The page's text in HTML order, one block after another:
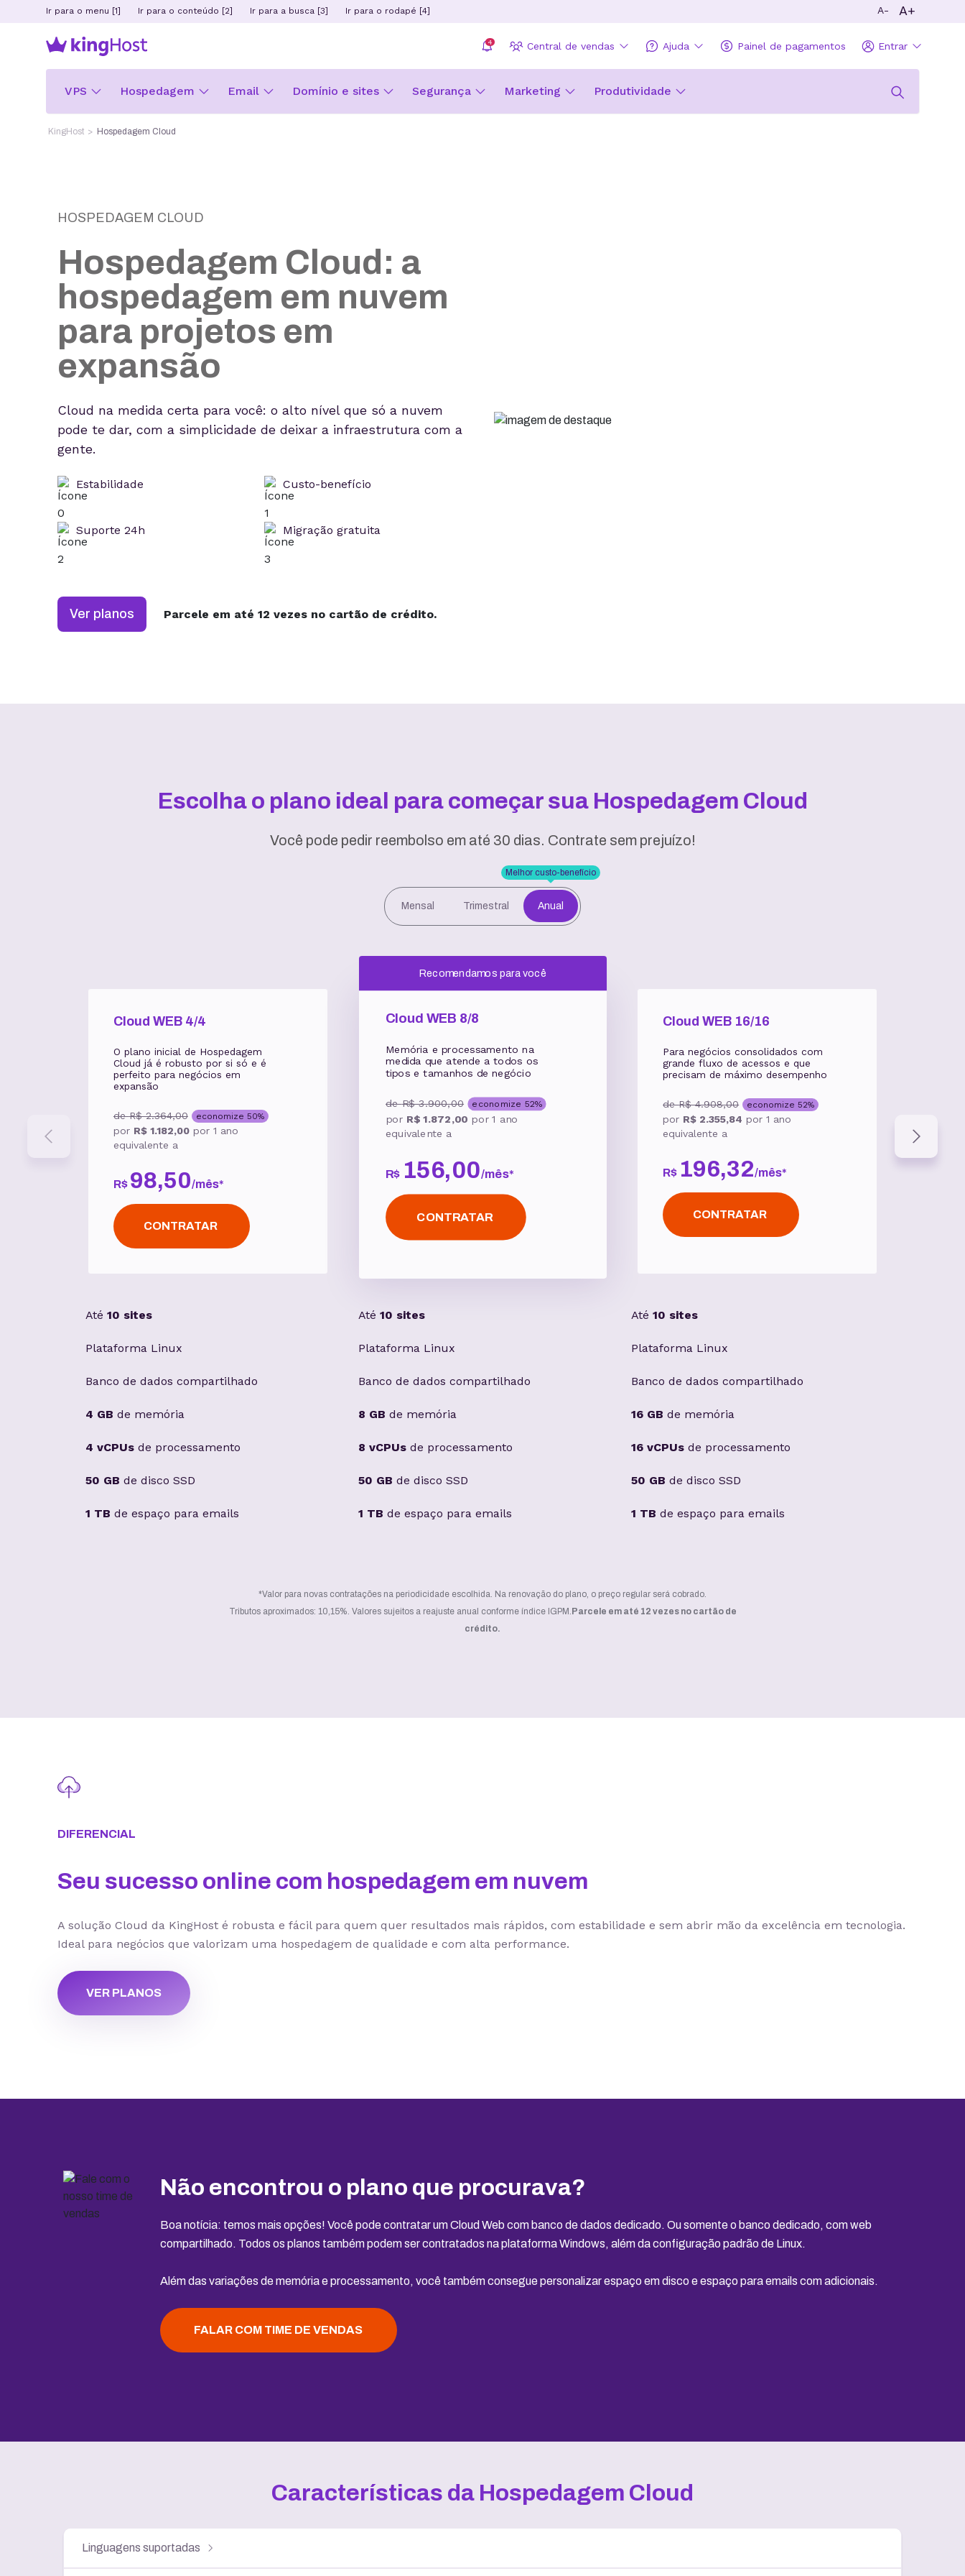
Ir para o menu [1] Ir para o conteúdo [2] Ir para a busca [3] Ir para o rodapé [4] A- A+
4 Central de vendas Ajuda Painel de pagamentos Entrar
VPS Hospedagem Email Domínio e sites Segurança Marketing Produtividade
KingHost Hospedagem Cloud
HOSPEDAGEM CLOUD
Hospedagem Cloud: a
hospedagem em nuvem
para projetos em
expansão
Cloud na medida certa para você: o alto nível que só a nuvem
pode te dar, com a simplicidade de deixar a infraestrutura com a
gente.
Estabilidade Custo-benefício
Suporte 24h Migração gratuita
Ver planos Parcele em até 12 vezes no cartão de crédito.
Escolha o plano ideal para começar sua Hospedagem Cloud
Você pode pedir reembolso em até 30 dias. Contrate sem prejuízo!
Mensal Trimestral Anual
Melhor custo-benefício
Cloud WEB 4/4
O plano inicial de Hospedagem
Cloud já é robusto por si só e é
perfeito para negócios em
expansão
deR$ 2.364,00 economize 50%
por R$ 1.182,00por 1 ano
equivalente a
R$ 98,50/mês*
CONTRATAR
Recomendamos para você
Cloud WEB 8/8
Memória e processamento na
medida que atende a todos os
tipos e tamanhos de negócio
deR$ 3.900,00 economize 52%
por R$ 1.872,00por 1 ano
equivalente a
R$ 156,00/mês*
CONTRATAR
Cloud WEB 16/16
Para negócios consolidados com
grande fluxo de acessos e que
precisam de máximo desempenho
deR$ 4.908,00 economize52%
por R$ 2.355,84 por 1 ano
equivalente a
R$ 196,32/mês*
CONTRATAR
Até 10 sites Até 10 sites Até 10 sites
Plataforma Linux Plataforma Linux Plataforma Linux
Banco de dados compartilhado Banco de dados compartilhado Banco de dados compartilhado
4 GB de memória 8 GB de memória 16 GB de memória
4 vCPUs de processamento 8 vCPUs de processamento 16 vCPUs de processamento
50 GB de disco SSD 50 GB de disco SSD 50 GB de disco SSD
1 TB de espaço para emails 1 TB de espaço para emails 1 TB de espaço para emails
*Valor para novas contratações na periodicidade escolhida. Na renovação do plano, o preço regular será cobrado.
Tributos aproximados: 10,15%. Valores sujeitos a reajuste anual conforme índice IGPM.Parcele em até 12 vezes no cartão de
crédito.
DIFERENCIAL
Seu sucesso online com hospedagem em nuvem
A solução Cloud da KingHost é robusta e fácil para quem quer resultados mais rápidos, com estabilidade e sem abrir mão da excelência em tecnologia.
Ideal para negócios que valorizam uma hospedagem de qualidade e com alta performance.
VER PLANOS
Não encontrou o plano que procurava?
Boa notícia: temos mais opções! Você pode contratar um Cloud Web com banco de dados dedicado. Ou somente o banco dedicado, com web
compartilhado. Todos os planos também podem ser contratados na plataforma Windows, além da configuração padrão de Linux.
Além das variações de memória e processamento, você também consegue personalizar espaço em disco e espaço para emails com adicionais.
FALAR COM TIME DE VENDAS
Características da Hospedagem Cloud
Linguagens suportadas